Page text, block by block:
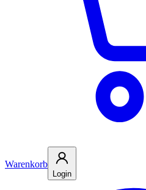
Warenkorb
Login